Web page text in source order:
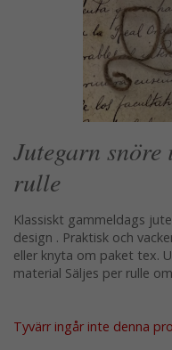
Jutegarn
rulle
Klassiskt gammeldags
design . Praktisk och
eller knyta om paket tex.
material Säljes per rulle
Tyvärr ingår inte denna